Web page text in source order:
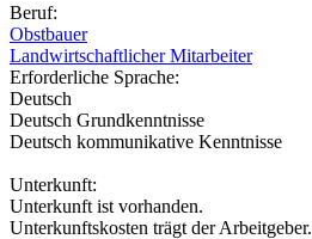
Beruf:
Obstbauer
Landwirtschaftlicher Mitarbeiter
Erforderliche Sprache:
Deutsch
Deutsch Grundkenntnisse
Deutsch kommunikative Kenntnisse
Unterkunft:
Unterkunft ist vorhanden.
Unterkunftskosten trägt der Arbeitgeber.